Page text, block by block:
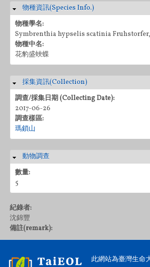
隱藏
物種資訊(Species Info.)
物種學名:
Symbrenthia hypselis scatinia Fruhstorfer,
物種中名:
花豹盛蛺蝶
隱藏
採集資訊(Collection)
調查/採集日期 (Collecting Date):
2017-06-26
調查樣區:
瑪鎖山
隱藏
動物調查
數量:
5
紀錄者:
沈錦豐
備註(remark):
此網站為臺灣生命